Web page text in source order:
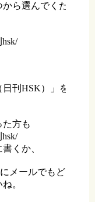
ら選んでください
刊HSK）」をクリ
方も
くか、
メールでもどちら
。